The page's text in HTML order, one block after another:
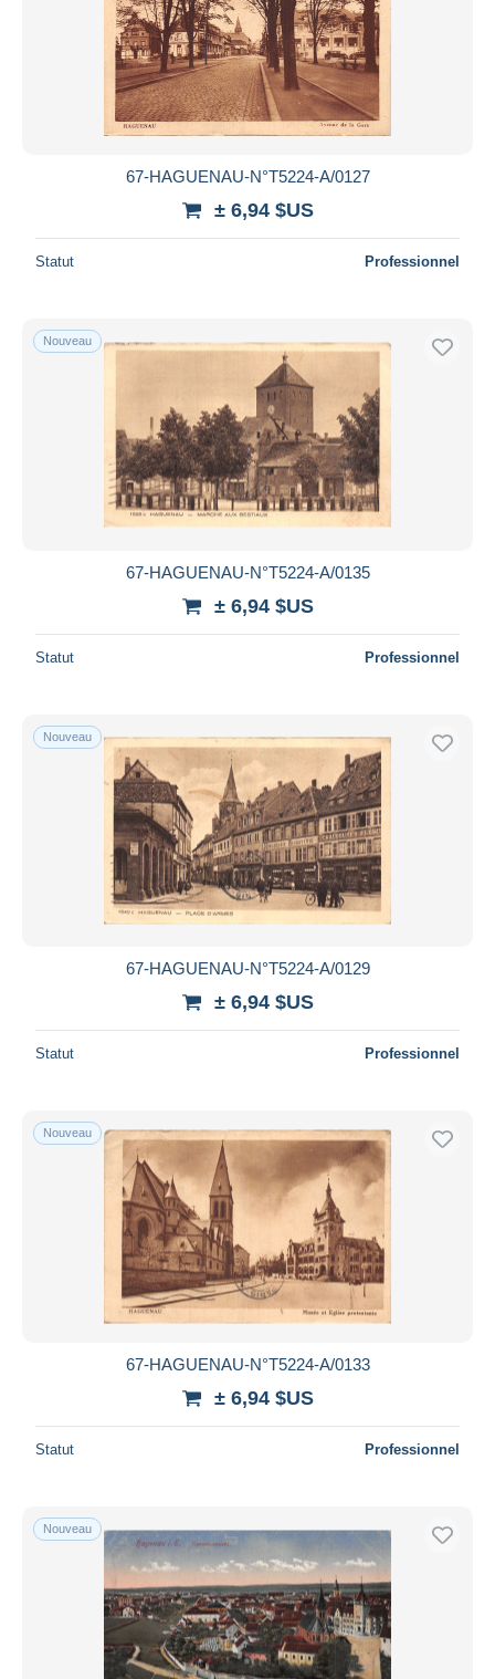
67-HAGUENAU-N°T5224-A/0127
± 6,94 $US
Statut Professionnel
Nouveau
67-HAGUENAU-N°T5224-A/0135
± 6,94 $US
Statut Professionnel
Nouveau
67-HAGUENAU-N°T5224-A/0129
± 6,94 $US
Statut Professionnel
Nouveau
67-HAGUENAU-N°T5224-A/0133
± 6,94 $US
Statut Professionnel
Nouveau